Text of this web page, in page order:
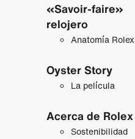
«Savoir-faire»
relojero
Anatomía Rolex
Oyster Story
La película
Acerca de Rolex
Sostenibilidad